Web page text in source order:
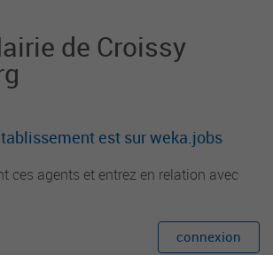
de Croissy
est sur weka.jobs
ces agents et entrez en relation avec
connexion